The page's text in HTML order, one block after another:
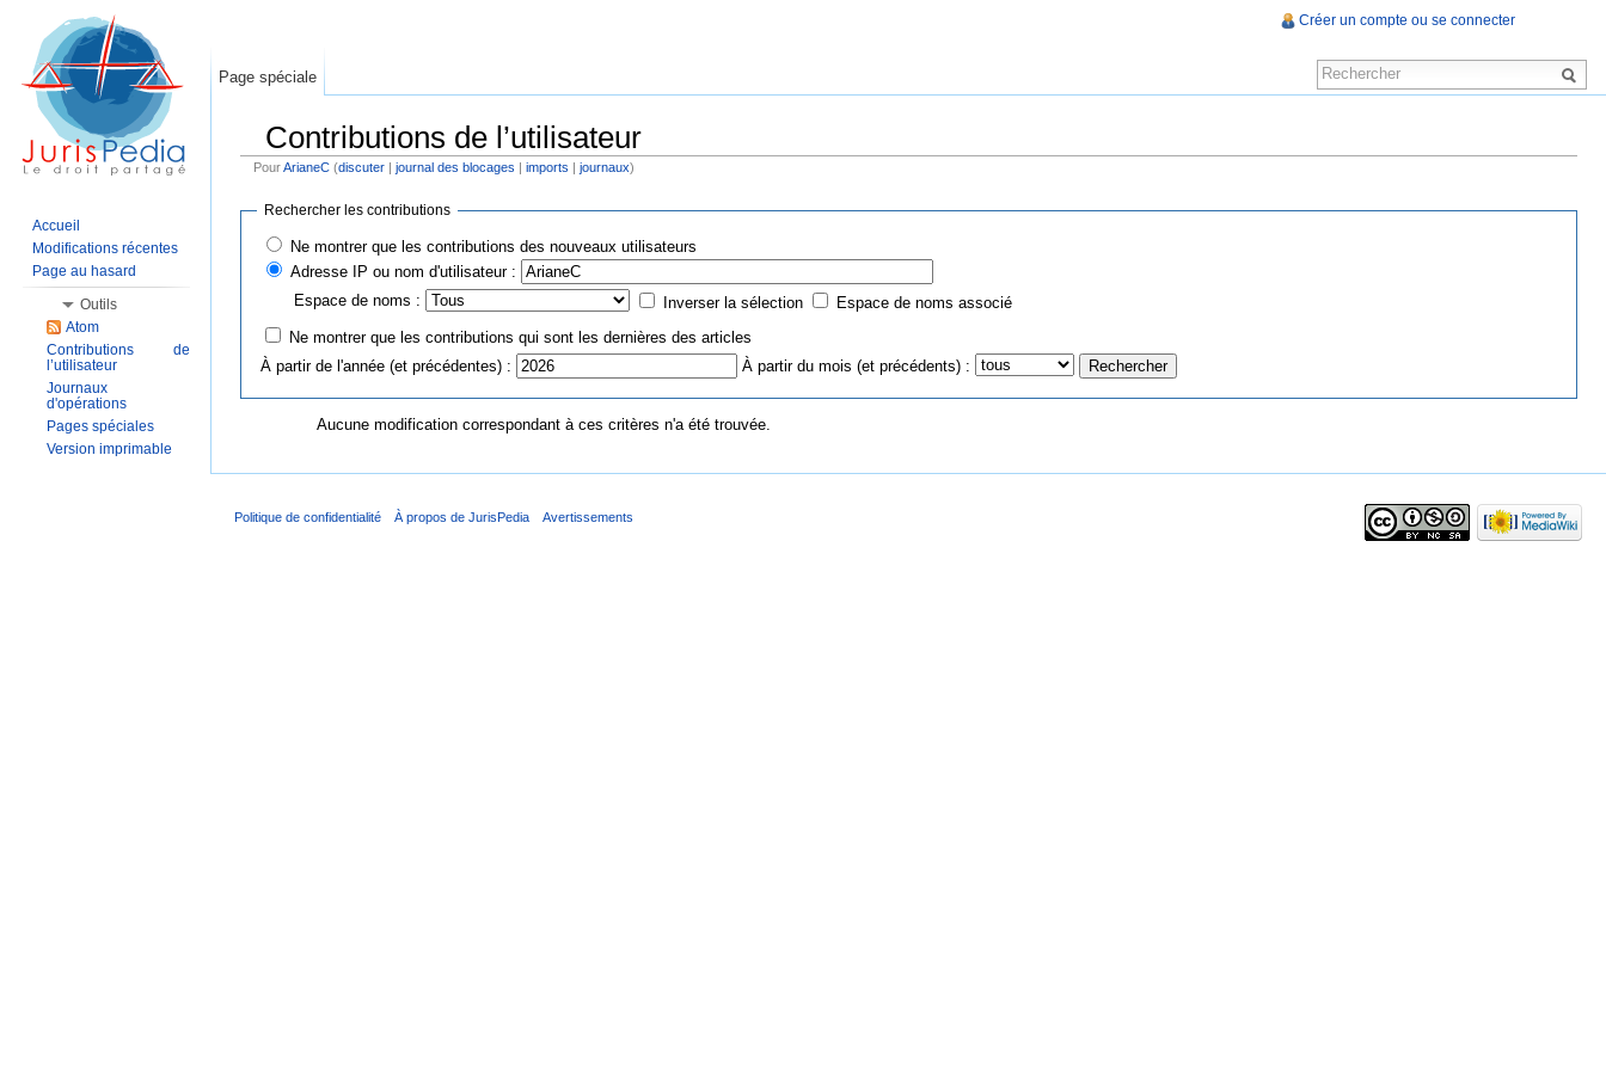
Contributions de l’utilisateur
PourArianeC(discuter| journal des blocages | imports | journaux)
Rechercher les contributions
Ne montrer que les contributions des nouveaux utilisateurs
Adresse IP ou nom d'utilisateur :
Espace de noms :
Inverser la sélection
Espace de noms associé
Ne montrer que les contributions qui sont les dernières des articles
À partir de l'année (et précédentes) :
À partir du mois (et précédents) :
Aucune modification correspondant à ces critères n'a été trouvée.
Créer un compte ou se connecter
Page spéciale
Accueil
Modifications récentes
Page au hasard
Outils
Atom
Contributions de
l’utilisateur
Journaux
d'opérations
Pages spéciales
Version imprimable
Politique de confidentialité À propos de JurisPedia Avertissements